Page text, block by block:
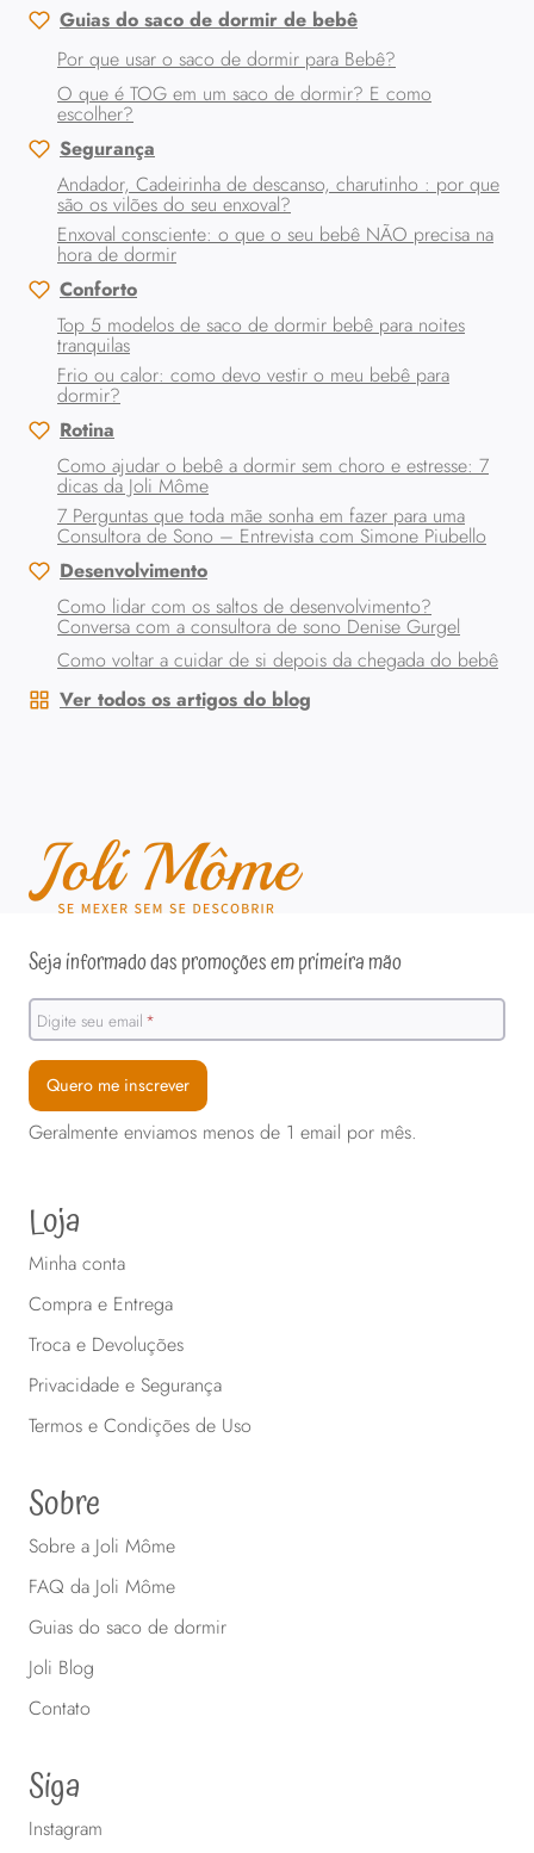
Guias do saco de dormir de bebê
Por que usar o saco de dormir para Bebê?
O que é TOG em um saco de dormir? E como
escolher?
Segurança
Andador, Cadeirinha de descanso, charutinho : por que
são os vilões do seu enxoval?
Enxoval consciente: o que o seu bebê NÃO precisa na
hora de dormir
Conforto
Top 5 modelos de saco de dormir bebê para noites
tranquilas
Frio ou calor: como devo vestir o meu bebê para
dormir?
Rotina
Como ajudar o bebê a dormir sem choro e estresse: 7
dicas da Joli Môme
7 Perguntas que toda mãe sonha em fazer para uma
Consultora de Sono – Entrevista com Simone Piubello
Desenvolvimento
Como lidar com os saltos de desenvolvimento?
Conversa com a consultora de sono Denise Gurgel
Como voltar a cuidar de si depois da chegada do bebê
Ver todos os artigos do blog
Seja informado das promoções em primeira mão
Digite seu email *
Quero me inscrever
Geralmente enviamos menos de 1 email por mês.
Loja
Minha conta
Compra e Entrega
Troca e Devoluções
Privacidade e Segurança
Termos e Condições de Uso
Sobre
Sobre a Joli Môme
FAQ da Joli Môme
Guias do saco de dormir
Joli Blog
Contato
Siga
Instagram